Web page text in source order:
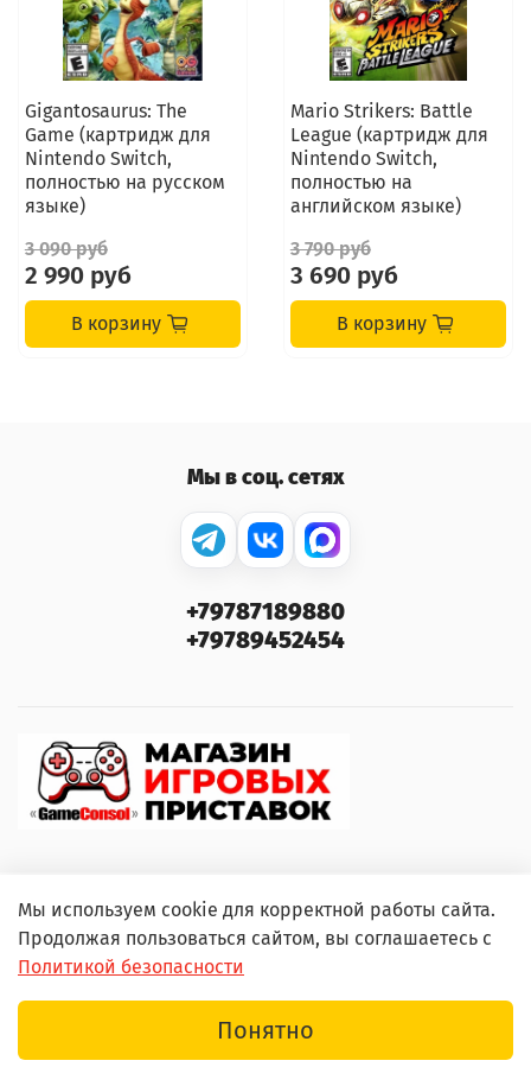
Gigantosaurus: The
Game (картридж для
Nintendo Switch,
полностью на русском
языке)
3 090 руб
2 990 руб
В корзину
Mario Strikers: Battle
League (картридж для
Nintendo Switch,
полностью на
английском языке)
3 790 руб
3 690 руб
В корзину
Мы в соц. сетях
+79787189880
+79789452454
© 2000–2026 GameConsol. Любое использование
контента без письменного разрешения запрещено.
Мы используем cookie для корректной работы сайта.
Продолжая пользоваться сайтом, вы соглашаетесь с
Политикой безопасности
Понятно